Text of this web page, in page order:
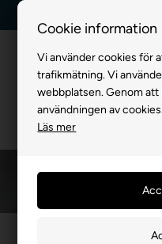
Cookie information
Vi använder cookies för
trafikmätning. Vi
webbplatsen. Genom
användningen av
Läs mer
Framsida»ANDRA DJUR